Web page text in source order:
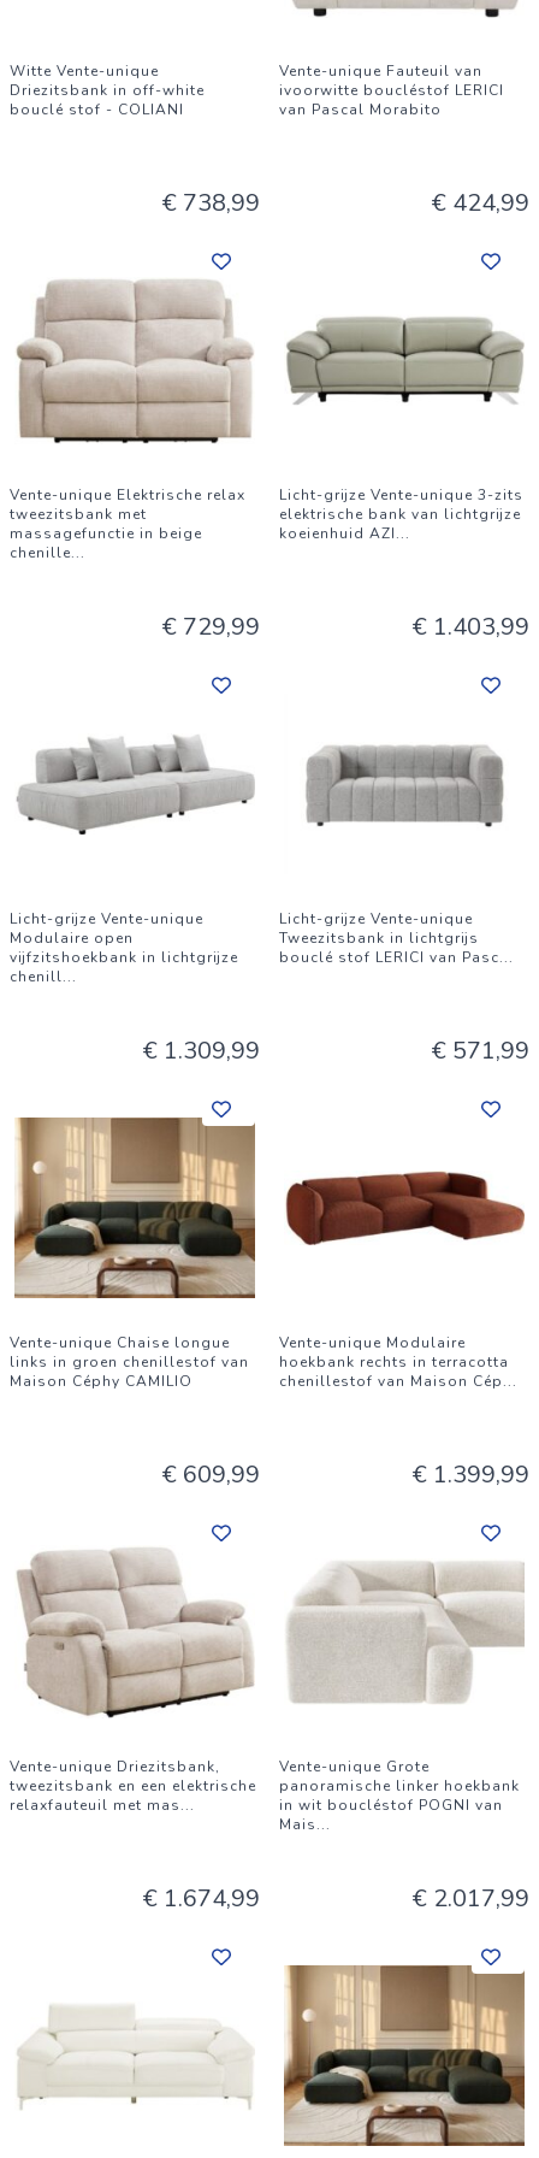
Witte Vente-unique
Driezitsbank in off-white
bouclé stof - COLIANI
€ 738,99
Vente-unique Fauteuil van
ivoorwitte boucléstof LERICI
van Pascal Morabito
€ 424,99
Vente-unique Elektrische relax
tweezitsbank met
massagefunctie in beige
chenille...
€ 729,99
Licht-grijze Vente-unique 3-zits
elektrische bank van lichtgrijze
koeienhuid AZI...
€ 1.403,99
Licht-grijze Vente-unique
Modulaire open
vijfzitshoekbank in lichtgrijze
chenill...
€ 1.309,99
Licht-grijze Vente-unique
Tweezitsbank in lichtgrijs
bouclé stof LERICI van Pasc...
€ 571,99
Vente-unique Chaise longue
links in groen chenillestof van
Maison Céphy CAMILIO
€ 609,99
Vente-unique Modulaire
hoekbank rechts in terracotta
chenillestof van Maison Cép...
€ 1.399,99
Vente-unique Driezitsbank,
tweezitsbank en een elektrische
relaxfauteuil met mas...
€ 1.674,99
Vente-unique Grote
panoramische linker hoekbank
in wit boucléstof POGNI van
Mais...
€ 2.017,99